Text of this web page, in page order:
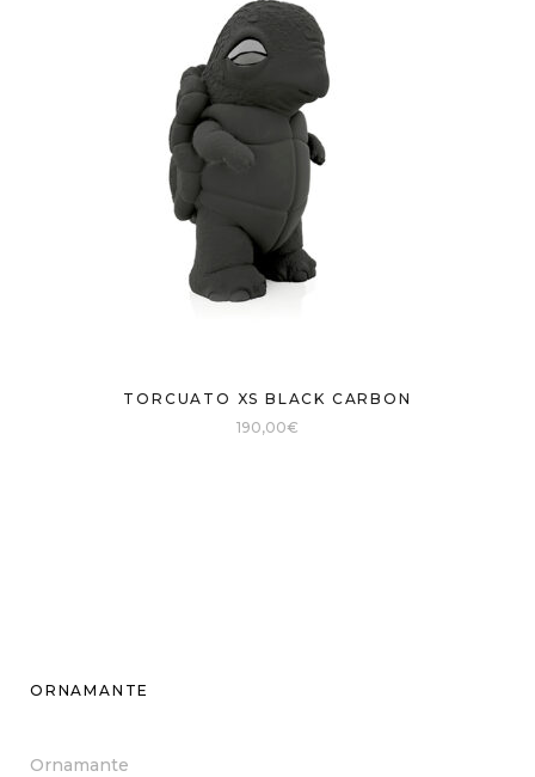
TORCUATO XS BLACK CARBON
190,00€
ORNAMANTE
Ornamante